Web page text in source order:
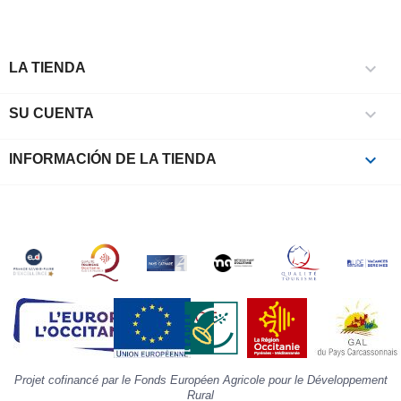
LA TIENDA 
SU CUENTA 
INFORMACIÓN DE LA TIENDA keyboard_arrow_down
Projet cofinancé par le Fonds Européen Agricole pour le Développement
Rural